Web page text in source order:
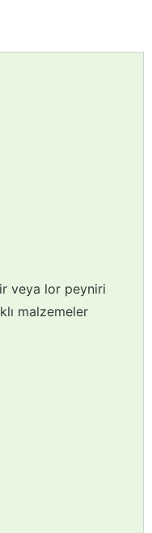
veya lor peyniri
malzemeler